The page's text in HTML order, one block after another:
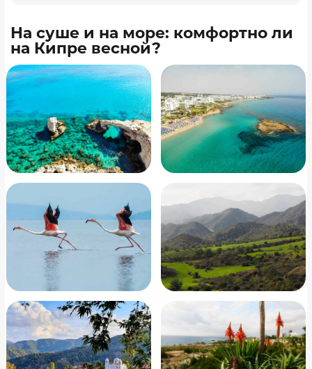
На суше и на море: комфортно ли
на Кипре весной?